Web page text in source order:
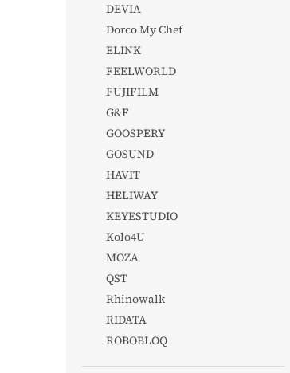
DEVIA
Dorco My Chef
ELINK
FEELWORLD
FUJIFILM
G&F
GOOSPERY
GOSUND
HAVIT
HELIWAY
KEYESTUDIO
Kolo4U
MOZA
QST
Rhinowalk
RIDATA
ROBOBLOQ